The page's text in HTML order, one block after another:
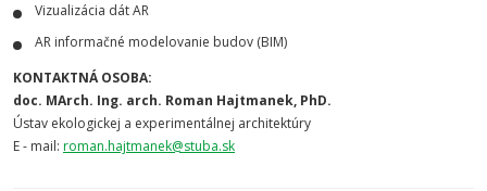
Vizualizácia dát AR
AR informačné modelovanie budov (BIM)
KONTAKTNÁ OSOBA:
doc. MArch. Ing. arch. Roman Hajtmanek, PhD.
Ústav ekologickej a experimentálnej architektúry
E - mail: roman.hajtmanek@stuba.sk